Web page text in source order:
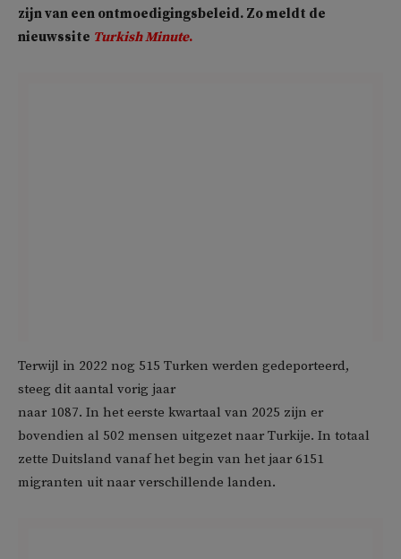
zijn van een ontmoedigingsbeleid. Zo meldt de
nieuwssite Turkish Minute.
Terwijl in 2022 nog 515 Turken werden gedeporteerd,
steeg dit aantal vorig jaar
naar 1087. In het eerste kwartaal van 2025 zijn er
bovendien al 502 mensen uitgezet naar Turkije. In totaal
zette Duitsland vanaf het begin van het jaar 6151
migranten uit naar verschillende landen.